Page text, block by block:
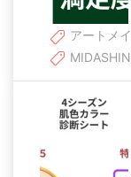
アートメ